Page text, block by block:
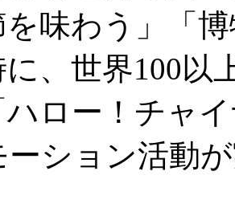
を味わう」「
、世界100以
ロー！チャ
ーション活動